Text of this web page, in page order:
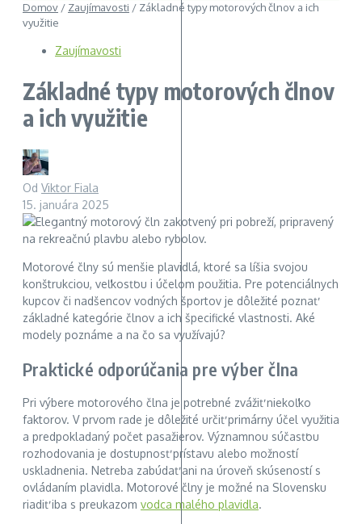
Domov / Zaujímavosti / Základné typy motorových člnov a ich
využitie
Zaujímavosti
Základné typy motorových člnov
a ich využitie
Od Viktor Fiala
15. januára 2025
Motorové člny sú menšie plavidlá, ktoré sa líšia svojou
konštrukciou, veľkosťou i účelom použitia. Pre potenciálnych
kupcov či nadšencov vodných športov je dôležité poznať
základné kategórie člnov a ich špecifické vlastnosti. Aké
modely poznáme a na čo sa využívajú?
Praktické odporúčania pre výber člna
Pri výbere motorového člna je potrebné zvážiť niekoľko
faktorov. V prvom rade je dôležité určiť primárny účel využitia
a predpokladaný počet pasažierov. Významnou súčasťou
rozhodovania je dostupnosť prístavu alebo možností
uskladnenia. Netreba zabúdať ani na úroveň skúseností s
ovládaním plavidla. Motorové člny je možné na Slovensku
riadiť iba s preukazom vodca malého plavidla.